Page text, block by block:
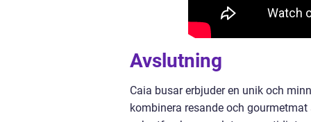
Avslutning
Caia busar erbjuder en unik och
kombinera resande och